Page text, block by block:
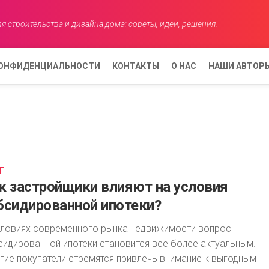
строительства и дизайна дома: советы, идеи, решения.
КОНТАКТЫ О НАС НАШИ АВТОРЫ
СМИРНОВА
застройщики влияют на условия
ипотеки?
современного рынка недвижимости вопрос
ипотеки становится все более актуальным.
покупатели стремятся привлечь внимание к выгодным